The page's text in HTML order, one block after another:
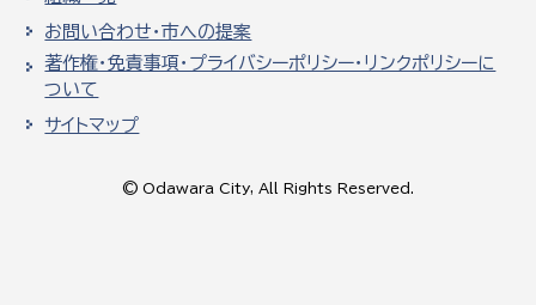
お問い合わせ・市への提案
著作権・免責事項・プライバシーポリシー・リンクポリシーに
ついて
サイトマップ
© Odawara City, All Rights Reserved.